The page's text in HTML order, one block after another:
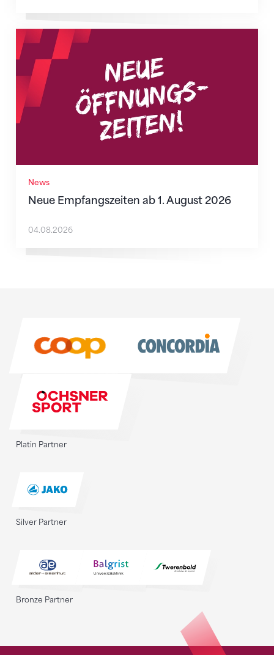
News
Neue Empfangszeiten ab 1. August 2026
Neue Empfangszeiten ab 1. August 2026
04.08.2026
Platin Partner
Silver Partner
Bronze Partner